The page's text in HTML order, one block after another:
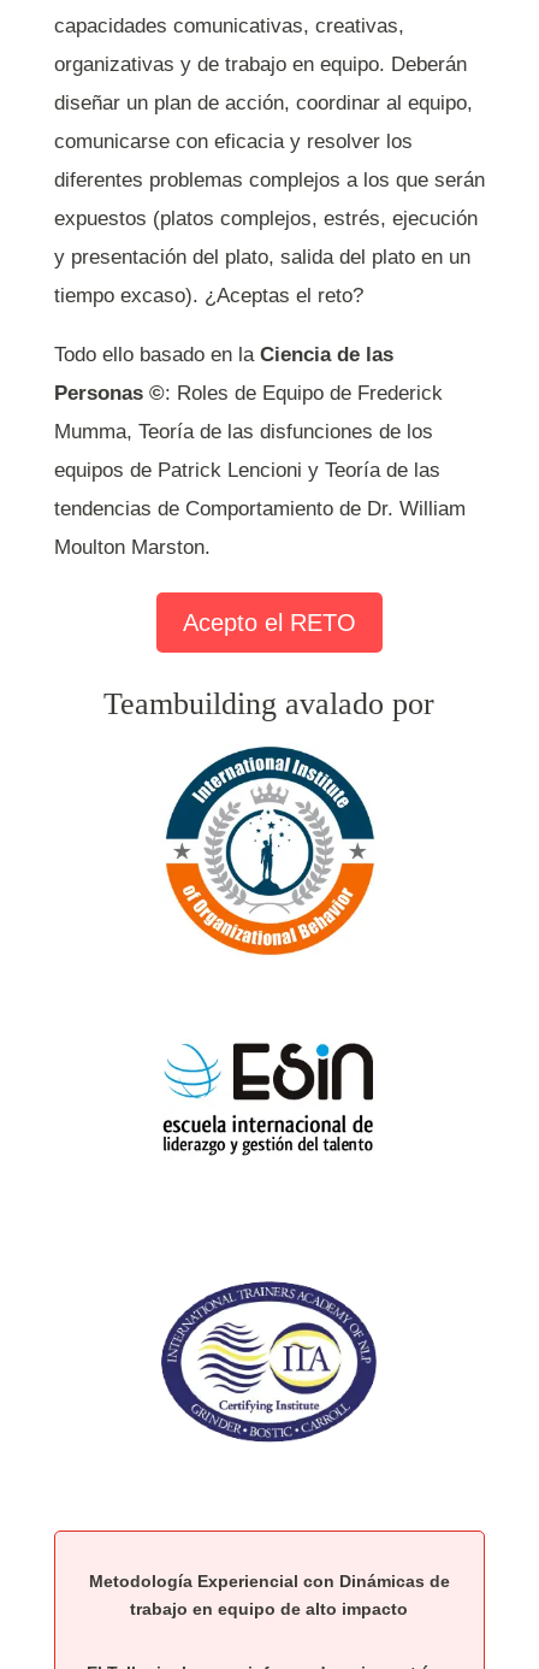
capacidades comunicativas, creativas,
organizativas y de trabajo en equipo. Deberán
diseñar un plan de acción, coordinar al equipo,
comunicarse con eficacia y resolver los
diferentes problemas complejos a los que serán
expuestos (platos complejos, estrés, ejecución
y presentación del plato, salida del plato en un
tiempo excaso). ¿Aceptas el reto?
Todo ello basado en la Ciencia de las
Personas ©: Roles de Equipo de Frederick
Mumma, Teoría de las disfunciones de los
equipos de Patrick Lencioni y Teoría de las
tendencias de Comportamiento de Dr. William
Moulton Marston.
Acepto el RETO
Teambuilding avalado por
Metodología Experiencial con Dinámicas de
trabajo en equipo de alto impacto